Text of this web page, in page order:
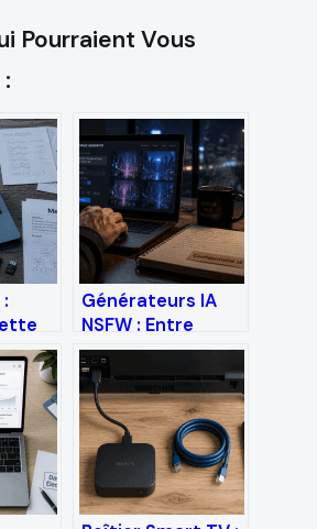
Pourraient Vous
la
Générateurs IA
NSFW : Entre
liberté créative
totale et
impératifs de
sécurité
numérique